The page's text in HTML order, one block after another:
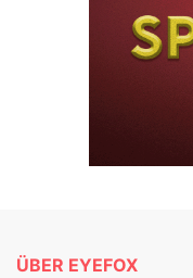
ÜBER EYEFOX